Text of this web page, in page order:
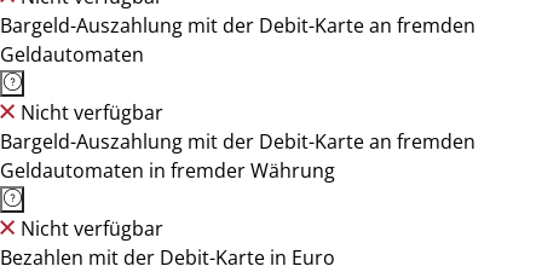
Bargeld-Auszahlung mit der Debit-Karte an fremden
Geldautomaten
Nicht verfügbar
Bargeld-Auszahlung mit der Debit-Karte an fremden
Geldautomaten in fremder Währung
Nicht verfügbar
Bezahlen mit der Debit-Karte in Euro